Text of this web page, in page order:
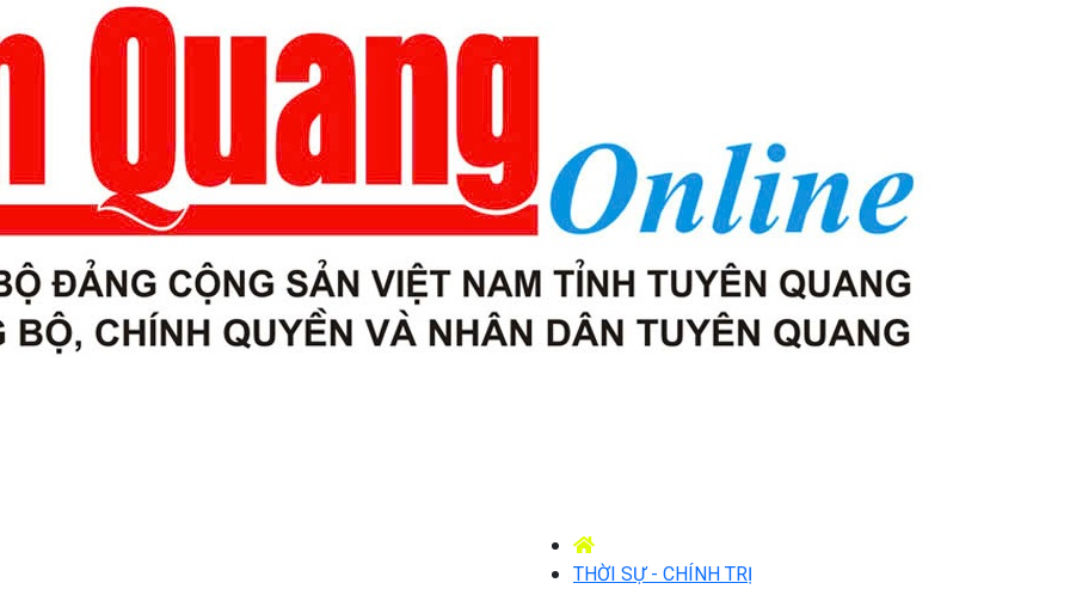
THỜI SỰ - CHÍNH TRỊ